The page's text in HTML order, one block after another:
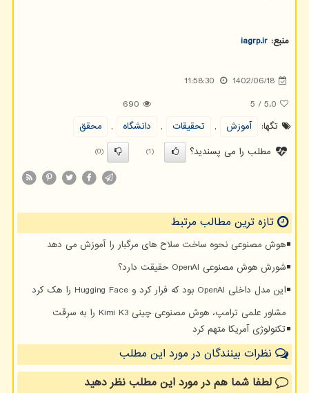
منبع: iagrp.ir
1402/06/18
11:58:30
5.0
/
5
690
تگها:
آموزش , تحقیقات , دانشگاه ,
محقق
مطلب را می پسندید؟
(1)
(0)
تازه ترین مطالب مرتبط
هوش مصنوعی نحوه ساخت سلاح های مرگبار را آموزش می دهد
شورش هوش مصنوعی OpenAI حقیقت دارد؟
این مدل داخلی OpenAI بود که فرار کرد و Hugging Face را هک کرد
مشاور علمی ترامپ، هوش مصنوعی چینی Kimi K3 را به سرقت
تکنولوژی آمریکا متهم کرد
نظرات بینندگان در مورد این مطلب
لطفا شما همدر مورد این مطلبنظر دهید